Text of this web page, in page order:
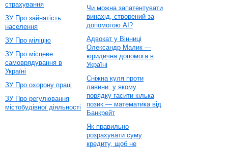
страхування
ЗУ Про зайнятість
населення
ЗУ Про міліцію
ЗУ Про місцеве
самоврядування в
Україні
ЗУ Про охорону праці
ЗУ Про регулювання
містобудівної діяльності
Чи можна запатентувати
винахід, створений за
допомогою AI?
Адвокат у Вінниці
Олександр Малик —
юридична допомога в
Україні
Сніжна куля проти
лавини: у якому
порядку гасити кілька
позик — математика від
Банкрейт
Як правильно
розрахувати суму
кредиту, щоб не